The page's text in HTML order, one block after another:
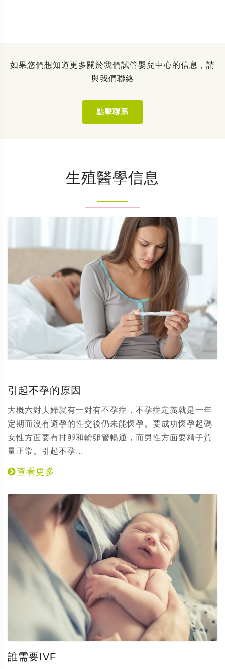
如果您們想知道更多關於我們試管嬰兒中心的信息，請
與我們聯絡
點擊聯系
生殖醫學信息
引起不孕的原因
大概六對夫婦就有一對有不孕症，不孕症定義就是一年
定期而沒有避孕的性交後仍未能懷孕。要成功懷孕起碼
女性方面要有排卵和輸卵管暢通，而男性方面要精子質
量正常。引起不孕...
查看更多
誰需要IVF